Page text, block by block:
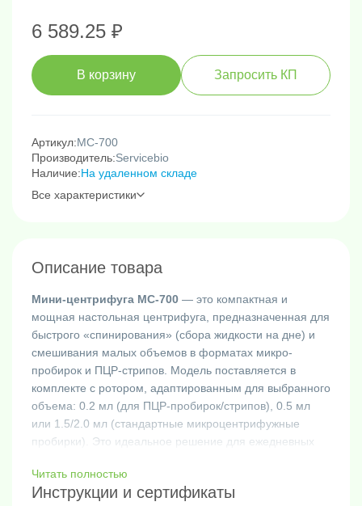
6 589.25 ₽
В корзину Запросить КП
Артикул:MC-700
Производитель:Servicebio
Наличие:На удаленном складе
Все характеристики
Описание товара
Мини-центрифуга MC-700 — это компактная и
мощная настольная центрифуга, предназначенная для
быстрого «спинирования» (сбора жидкости на дне) и
смешивания малых объемов в форматах микро-
пробирок и ПЦР-стрипов. Модель поставляется в
комплекте с ротором, адаптированным для выбранного
объема: 0.2 мл (для ПЦР-пробирок/стрипов), 0.5 мл
или 1.5/2.0 мл (стандартные микроцентрифужные
пробирки). Это идеальное решение для ежедневных
ПЦР-лабораториях и учебных классах.
Ключевые преимущества и функциональные
Читать полностью
Инструкции и сертификаты